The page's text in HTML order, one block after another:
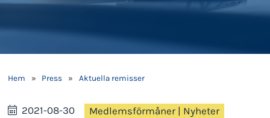
Hem » Press » Aktuella remisser
2021-08-30 Medlemsförmåner| Nyheter